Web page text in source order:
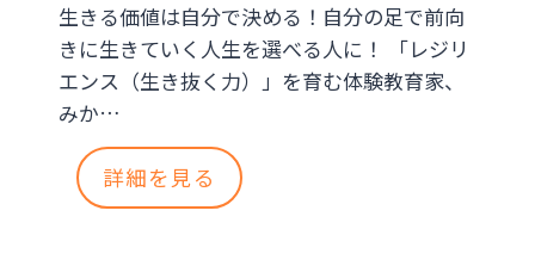
キ
ャ
プ
生きる価値は自分で決める！自分の足で前向
きに生きていく人生を選べる人に！ 「レジリ
エンス（生き抜く力）」を育む体験教育家、
みか…
詳細を見る
野